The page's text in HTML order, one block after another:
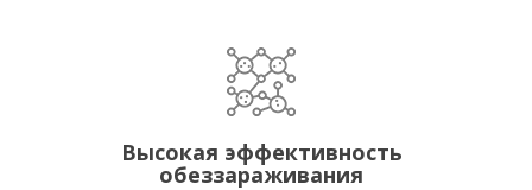
Высокая эффективность
обеззараживания